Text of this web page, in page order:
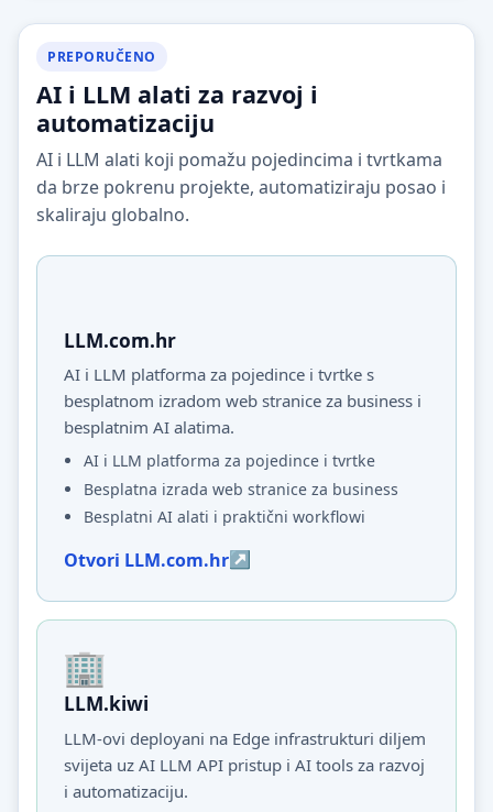
PREPORUČENO
AI i LLM alati za razvoj i
automatizaciju
AI i LLM alati koji pomažu pojedincima i tvrtkama
da brze pokrenu projekte, automatiziraju posao i
skaliraju globalno.
LLM.com.hr
AI i LLM platforma za pojedince i tvrtke s
besplatnom izradom web stranice za business i
besplatnim AI alatima.
AI i LLM platforma za pojedince i tvrtke
Besplatna izrada web stranice za business
Besplatni AI alati i praktični workflowi
Otvori LLM.com.hr
LLM.kiwi
LLM-ovi deployani na Edge infrastrukturi diljem
svijeta uz AI LLM API pristup i AI tools za razvoj
i automatizaciju.